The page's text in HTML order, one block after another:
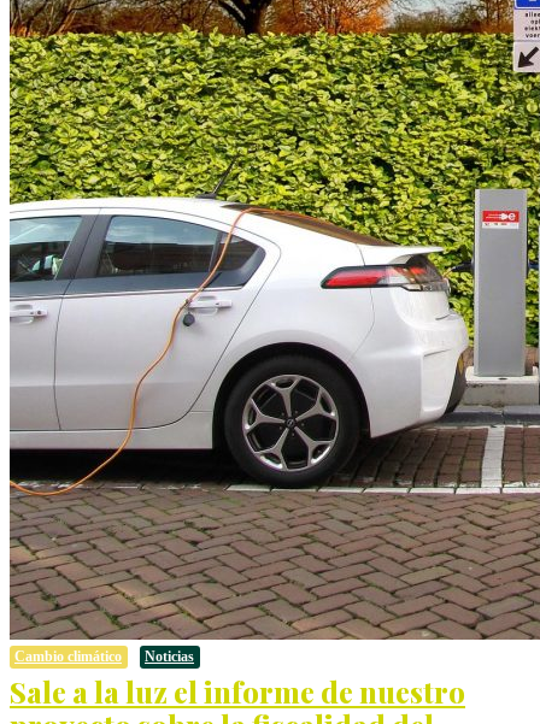
Cambio climático Noticias
Sale a la luz el informe de nuestro